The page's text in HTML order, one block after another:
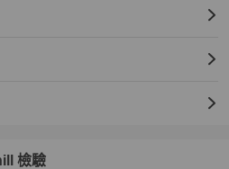
檢驗